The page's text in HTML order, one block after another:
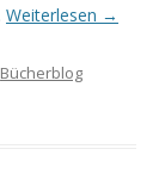
Weiterlesen →
Bücherblog